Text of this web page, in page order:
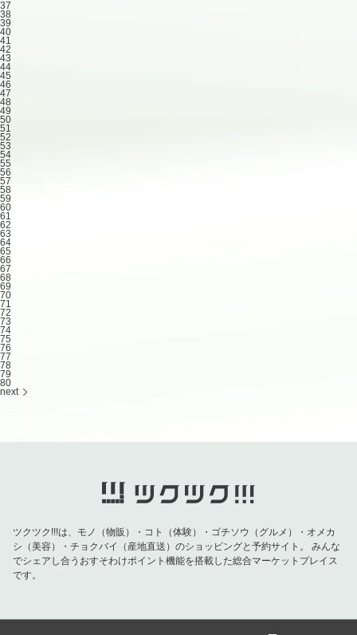
37
38
39
40
41
42
43
44
45
46
47
48
49
50
51
52
53
54
55
56
57
58
59
60
61
62
63
64
65
66
67
68
69
70
71
72
73
74
75
76
77
78
79
80
next
ツクツク!!!は、モノ（物販）・コト（体験）・ゴチソウ（グルメ）・オメカ
シ（美容）・チョクバイ（産地直送）のショッピングと予約サイト。
みんな
でシェアし合うおすそわけポイント機能を搭載した総合マーケットプレイス
です。